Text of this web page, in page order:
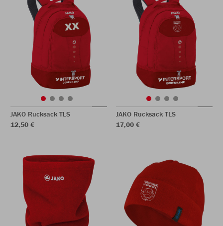
JAKO Rucksack TLS
12,50 €
JAKO Rucksack TLS
17,00 €